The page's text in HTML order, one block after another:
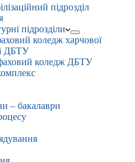
підрозділ
підрозділи
коледж харчової
ДБТУ
коледж ДБТУ
– бакалаври